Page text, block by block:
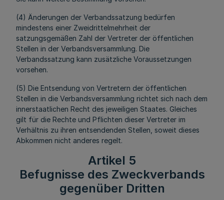
(4) Änderungen der Verbandssatzung bedürfen
mindestens einer Zweidrittelmehrheit der
satzungsgemäßen Zahl der Vertreter der öffentlichen
Stellen in der Verbandsversammlung. Die
Verbandssatzung kann zusätzliche Voraussetzungen
vorsehen.
(5) Die Entsendung von Vertretern der öffentlichen
Stellen in die Verbandsversammlung richtet sich nach dem
innerstaatlichen Recht des jeweiligen Staates. Gleiches
gilt für die Rechte und Pflichten dieser Vertreter im
Verhältnis zu ihren entsendenden Stellen, soweit dieses
Abkommen nicht anderes regelt.
Artikel 5
Befugnisse des Zweckverbands
gegenüber Dritten